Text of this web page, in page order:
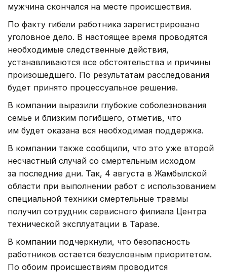
мужчина скончался на месте происшествия.
По факту гибели работника зарегистрировано
уголовное дело. В настоящее время проводятся
необходимые следственные действия,
устанавливаются все обстоятельства и причины
произошедшего. По результатам расследования
будет принято процессуальное решение.
В компании выразили глубокие соболезнования
семье и близким погибшего, отметив, что
им будет оказана вся необходимая поддержка.
В компании также сообщили, что это уже второй
несчастный случай со смертельным исходом
за последние дни. Так, 4 августа в Жамбылской
области при выполнении работ с использованием
специальной техники смертельные травмы
получил сотрудник сервисного филиала Центра
технической эксплуатации в Таразе.
В компании подчеркнули, что безопасность
работников остается безусловным приоритетом.
По обоим происшествиям проводится